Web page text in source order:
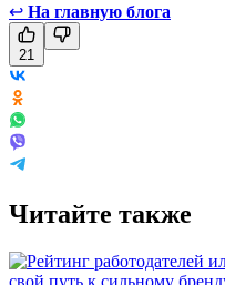
↩ На главную блога
21
Читайте также